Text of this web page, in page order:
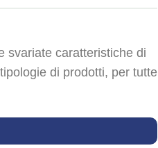
svariate caratteristiche di
di prodotti, per tutte